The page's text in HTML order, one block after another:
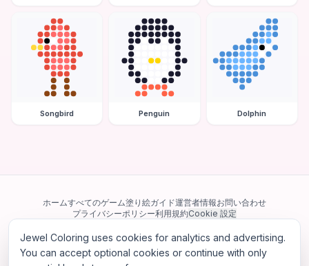
Songbird Penguin Dolphin
ホームすべてのゲーム塗り絵ガイド運営者情報お問い合わせ
プライバシーポリシー利用規約Cookie 設定
当サイトは Google AdSense を含む第三者広告ネットワークを利用してい
ます。一部のサードパーティ Cookie を使用してパーソナライズ広告を配信
する場合があります。
Jewel Coloring uses cookies for analytics and advertising.
You can accept optional cookies or continue with only